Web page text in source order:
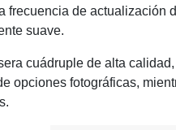
frecuencia de actualización
suave.
cuádruple de alta
opciones fotográficas,